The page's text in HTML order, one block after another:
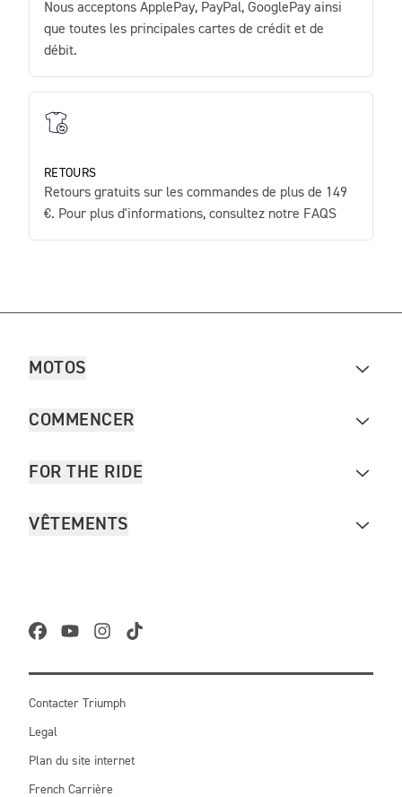
Nous acceptons ApplePay, PayPal, GooglePay ainsi
que toutes les principales cartes de crédit et de
débit.
RETOURS
Retours gratuits sur les commandes de plus de 149
€. Pour plus d'informations, consultez notre FAQS
MOTOS
COMMENCER
FOR THE RIDE
VÊTEMENTS
Contacter Triumph
Legal
Plan du site internet
French Carrière